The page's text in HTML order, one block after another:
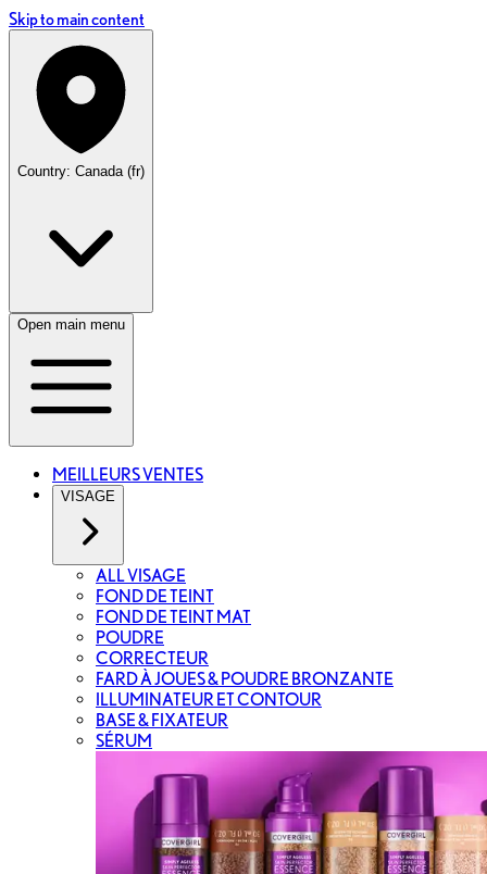
Skip to main content
Country: Canada (fr)
Open main menu
MEILLEURS VENTES
VISAGE
ALL VISAGE
FOND DE TEINT
FOND DE TEINT MAT
POUDRE
CORRECTEUR
FARD À JOUES & POUDRE BRONZANTE
ILLUMINATEUR ET CONTOUR
BASE & FIXATEUR
SÉRUM